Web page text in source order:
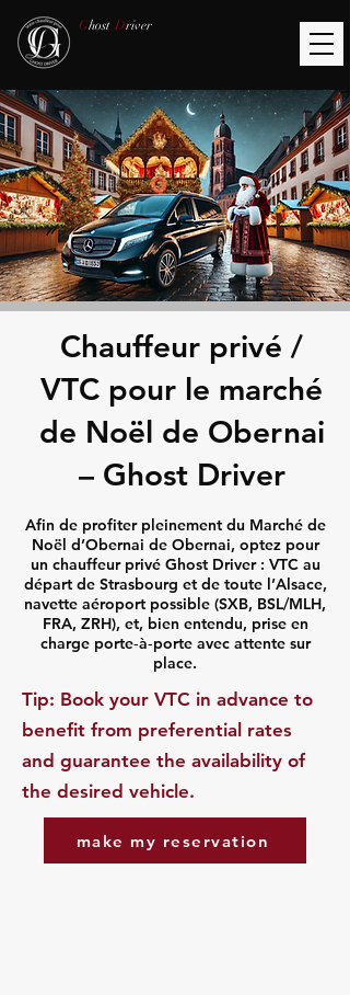
Ghost Driver
Chauffeur privé /
VTC pour le marché
de Noël de Obernai
– Ghost Driver
Afin de profiter pleinement du Marché de
Noël d’Obernai de Obernai, optez pour
un chauffeur privé Ghost Driver : VTC au
départ de Strasbourg et de toute l’Alsace,
navette aéroport possible (SXB, BSL/MLH,
FRA, ZRH), et, bien entendu, prise en
charge porte‑à‑porte avec attente sur
place.
​Tip: Book your VTC in advance to
benefit from preferential rates
and guarantee the availability of
the desired vehicle.
make my reservation